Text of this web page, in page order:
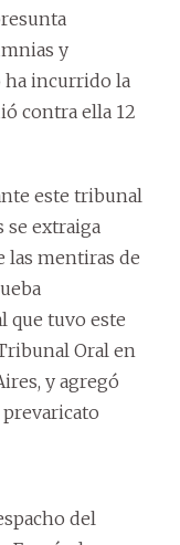
y
ha incurrido la
contra ella 12
este tribunal
se extraiga
las mentiras de
que tuvo este
Oral en
y agregó
prevaricato
del